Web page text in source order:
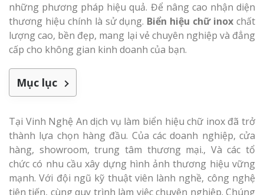
những phương pháp hiệu quả. Để nâng cao nhận diện
thương hiệu chính là sử dụng. Biển hiệu chữ inox chất
lượng cao, bền đẹp, mang lại vẻ chuyên nghiệp và đẳng
cấp cho không gian kinh doanh của bạn.
Mục lục
Tại Vinh Nghệ An dịch vụ làm biển hiệu chữ inox đã trở
thành lựa chọn hàng đầu. Của các doanh nghiệp, cửa
hàng, showroom, trung tâm thương mại., Và các tổ
chức có nhu cầu xây dựng hình ảnh thương hiệu vững
mạnh. Với đội ngũ kỹ thuật viên lành nghề, công nghệ
tiên tiến, cùng quy trình làm việc chuyên nghiệp. Chúng